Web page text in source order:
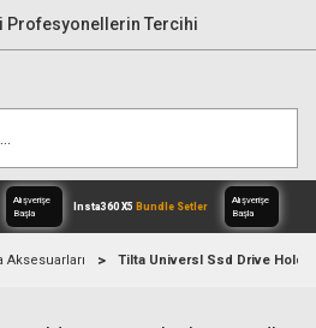
Profesyonellerin Tercihi
Aksesuarları Tilta Universl Ssd Drive